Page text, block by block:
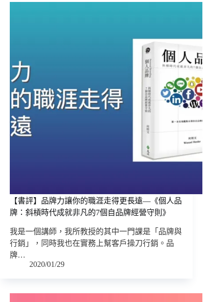
【書評】品牌力讓你的職涯走得更長遠—《個人品
牌：斜槓時代成就非凡的7個自品牌經營守則》
我是一個講師，我所教授的其中一門課是「品牌與
行銷」，同時我也在實務上幫客戶操刀行銷。品
牌…
2020/01/29